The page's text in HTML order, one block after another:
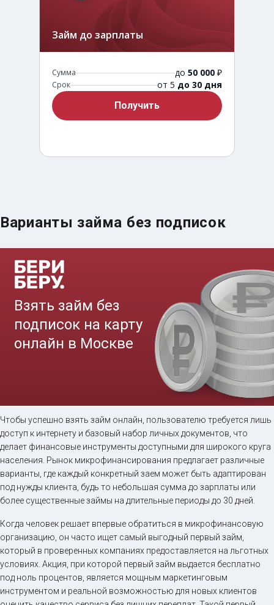
Займ до зарплаты
Сумма до 50 000 ₽
Срок от 5 до 30 дня
Получить
Срочный займ за 15 минут
Сумма
Срок
до 30 дня
Займ на карту онлайн
Сумма до50 000₽
Срок от 5до 30 дня
Получить
Варианты займа без подписок
Чтобы успешно взять займ онлайн, пользователю требуется лишь
доступ к интернету и базовый набор личных документов, что
делает финансовые инструменты доступными для широкого круга
населения. Рынок микрофинансирования предлагает различные
варианты, где каждый конкретный заем может быть адаптирован
под нужды клиента, будь то небольшая сумма до зарплаты или
более существенные займы на длительные периоды до 30 дней.
Когда человек решает впервые обратиться в микрофинансовую
организацию, он часто ищет самый выгодный первый займ,
который в проверенных компаниях предоставляется на льготных
условиях. Акция, при которой первый займ выдается бесплатно
под ноль процентов, является мощным маркетинговым
инструментом и реальной возможностью для новых клиентов